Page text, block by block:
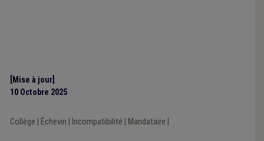
[Mise à jour]
10 Octobre 2025
Collège Échevin Incompatibilité Mandataire